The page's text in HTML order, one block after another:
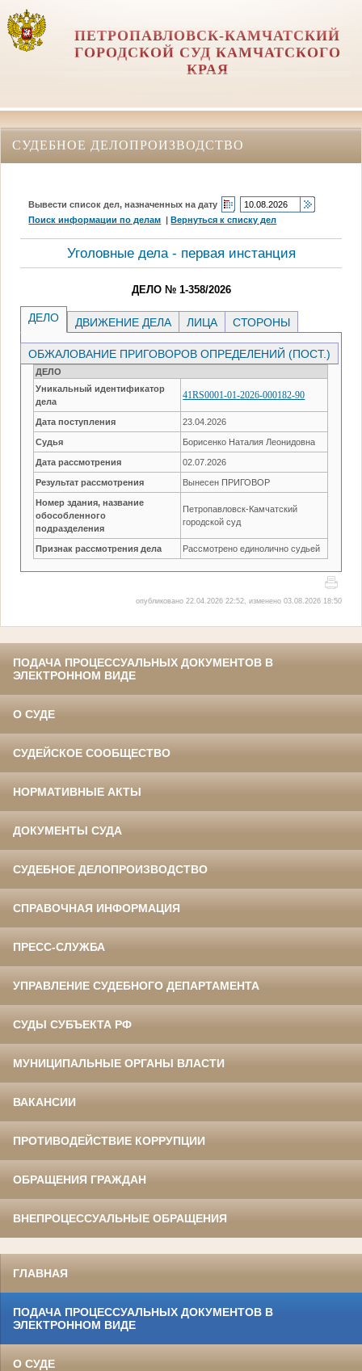
ПЕТРОПАВЛОВСК-КАМЧАТСКИЙ
ГОРОДСКОЙ СУД КАМЧАТСКОГО
КРАЯ
СУДЕБНОЕ ДЕЛОПРОИЗВОДСТВО
Вывести список дел, назначенных на дату
Поиск информации по делам |Вернуться к списку дел
Уголовные дела - первая инстанция
ДЕЛО № 1-358/2026
ДЕЛО ДВИЖЕНИЕ ДЕЛА ЛИЦА СТОРОНЫ
ОБЖАЛОВАНИЕ ПРИГОВОРОВ ОПРЕДЕЛЕНИЙ (ПОСТ.)
ДЕЛО
Уникальный идентификатор
дела
41RS0001-01-2026-000182-90
Дата поступления 23.04.2026
Судья Борисенко Наталия Леонидовна
Дата рассмотрения 02.07.2026
Результат рассмотрения Вынесен ПРИГОВОР
Номер здания, название
обособленного
подразделения
Петропавловск-Камчатский
городской суд
Признак рассмотрения дела Рассмотрено единолично судьей
опубликовано 22.04.2026 22:52, изменено 03.08.2026 18:50
ПОДАЧА ПРОЦЕССУАЛЬНЫХ ДОКУМЕНТОВ В
ЭЛЕКТРОННОМ ВИДЕ
О СУДЕ
СУДЕЙСКОЕ СООБЩЕСТВО
НОРМАТИВНЫЕ АКТЫ
ДОКУМЕНТЫ СУДА
СУДЕБНОЕ ДЕЛОПРОИЗВОДСТВО
СПРАВОЧНАЯ ИНФОРМАЦИЯ
ПРЕСС-СЛУЖБА
УПРАВЛЕНИЕ СУДЕБНОГО ДЕПАРТАМЕНТА
СУДЫ СУБЪЕКТА РФ
МУНИЦИПАЛЬНЫЕ ОРГАНЫ ВЛАСТИ
ВАКАНСИИ
ПРОТИВОДЕЙСТВИЕ КОРРУПЦИИ
ОБРАЩЕНИЯ ГРАЖДАН
ВНЕПРОЦЕССУАЛЬНЫЕ ОБРАЩЕНИЯ
ГЛАВНАЯ
ПОДАЧА ПРОЦЕССУАЛЬНЫХ ДОКУМЕНТОВ В
ЭЛЕКТРОННОМ ВИДЕ
О СУДЕ